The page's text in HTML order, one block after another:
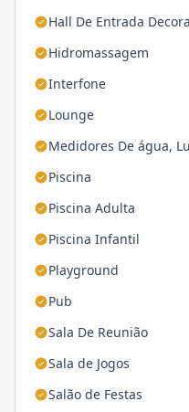
Hall De Entrada
Hidromassagem
Interfone
Lounge
Medidores De água,
Piscina
Piscina Adulta
Piscina Infantil
Playground
Pub
Sala De Reunião
Sala de Jogos
Salão de Festas